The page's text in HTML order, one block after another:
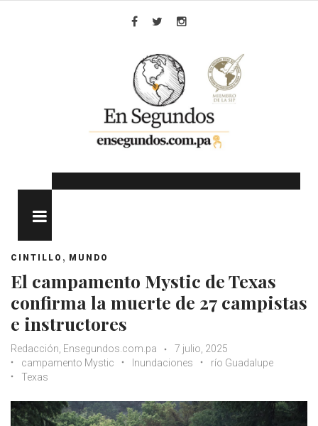
CINTILLO , MUNDO
El campamento Mystic de Texas
confirma la muerte de 27 campistas
e instructores
Redacción, Ensegundos.com.pa
7 julio, 2025
campamento Mystic
Inundaciones
río Guadalupe
Texas